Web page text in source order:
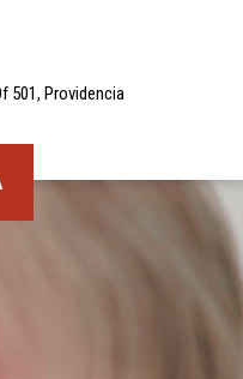
501, Providencia